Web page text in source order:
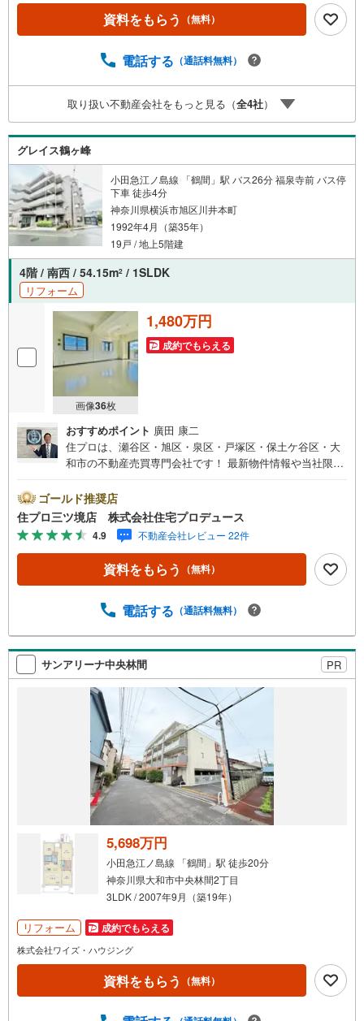
宅ローン相談会】開催中無理のない住宅ローンの試算やご
購入の際にかかる諸費用の概算も行っております。しっか
気軽にご相談ください。お客様第一主義をモット-にお引越
実に努めさせて頂きます。住宅情報館にお越し頂けたら、
物件のご紹介だけではなく、お住まいの疑問、不安、お家
の事ならなんでもご相談いただけます。お客様の要望をお
伺いしながら誠心誠意、全力でサポートさせて頂きます。
お客様一人一人に合わせたライフプランのご提案をさせて
いただきます。お気軽にご相談ください。
資料をもらう （無料）
電話する （通話料無料）
取り扱い不動産会社をもっと見る（全4社）
グレイス鶴ヶ峰
小田急江ノ島線 「鶴間」駅 バス26分 福泉寺前 バス停
下車 徒歩4分
神奈川県横浜市旭区川井本町
1992年4月（築35年）
19戸 / 地上5階建
4階 / 南西 / 54.15m2 / 1SLDK
リフォーム
画像36枚
1,480万円
成約でもらえる
おすすめポイント 廣田 康二
住プロは、瀬谷区・旭区・泉区・戸塚区・保土ケ谷区・大
和市の不動産売買専門会社です！ 最新物件情報や当社限定
ゴールド推奨店
住プロ三ツ境店 株式会社住宅プロデュース
4.9 不動産会社レビュー 22件
資料をもらう （無料）
電話する （通話料無料）
サンアリーナ中央林間 PR
5,698万円
小田急江ノ島線 「鶴間」駅 徒歩20分
神奈川県大和市中央林間2丁目
3LDK / 2007年9月（築19年）
リフォーム 成約でもらえる
株式会社ワイズ・ハウジング
資料をもらう （無料）